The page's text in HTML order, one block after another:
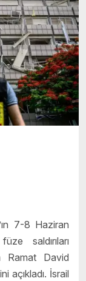
7-8 Haziran
saldırıları
Ramat David
açıkladı. İsrail